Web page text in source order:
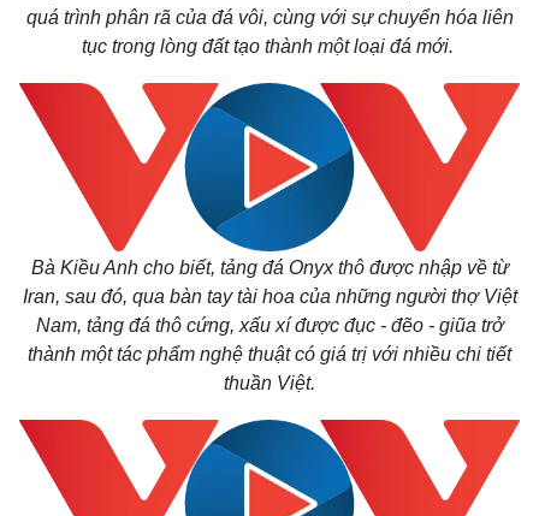
quá trình phân rã của đá vôi, cùng với sự chuyển hóa liên
tục trong lòng đất tạo thành một loại đá mới.
Bà Kiều Anh cho biết, tảng đá Onyx thô được nhập về từ
Iran, sau đó, qua bàn tay tài hoa của những người thợ Việt
Nam, tảng đá thô cứng, xấu xí được đục - đẽo - giũa trở
thành một tác phẩm nghệ thuật có giá trị với nhiều chi tiết
thuần Việt.